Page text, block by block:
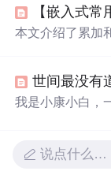
作。
本文介绍了累加
过计算所有数据
收到的数据进行
我是小康小白，
N） 个人微信公众号：小康
说点什么…